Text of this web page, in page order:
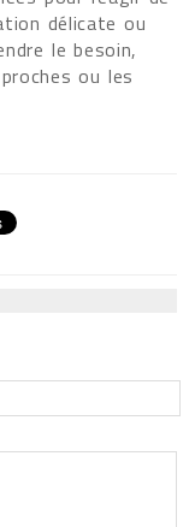
délicate ou
le besoin,
ou les